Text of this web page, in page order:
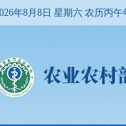
年8月8日 星期六 农历丙午